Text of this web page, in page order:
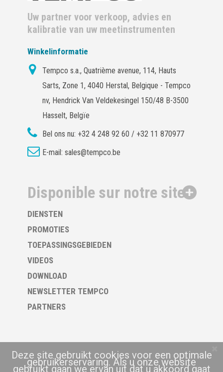
Uw partner voor verkoop, advies en
kalibratie van uw meetinstrumenten
Winkelinformatie
Tempco s.a., Quatrième avenue, 114, Hauts
Sarts, Zone 1, 4040 Herstal, Belgique - Tempco
nv, Hendrick Van Veldekesingel 150/48 B-3500
Hasselt, Belgïe
Bel ons nu: +32 4 248 92 60 / +32 11 870977
E-mail: sales@tempco.be
Disponible sur notre site
DIENSTEN
PROMOTIES
TOEPASSINGSGEBIEDEN
VIDEOS
DOWNLOAD
NEWSLETTER TEMPCO
PARTNERS
Deze site gebruikt cookies voor een optimale
gebruikerservaring. Als u onze website
gebruikt gaan we ervan uit dat u akkoord gaat